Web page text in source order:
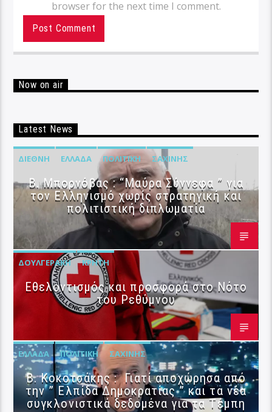
browser for the next time I comment.
Now on air
Latest News
ΔΙΕΘΝΉ ΕΛΛΆΔΑ ΠΟΛΙΤΙΚΉ ΣΑΧΊΝΗΣ
B. Μπορνόβας : “Μαύρα Σύννεφα ” για
τον Ελληνισμό χωρίς στρατηγική και
πολιτιστική διπλωματία
ΔΟΥΛΓΕΡΆΚΗ ΚΡΉΤΗ
Εθελοντισμός και προσφορά στο Νότο
του Ρεθύμνου
ΕΛΛΆΔΑ ΠΟΛΙΤΙΚΉ ΣΑΧΊΝΗΣ
Β. Κοκοτσάκης : Γιατί αποχώρησα από
την ” Ελπίδα Δημοκρατίας ” και τα νέα
συγκλονιστικά δεδομένα για τα Τέμπη